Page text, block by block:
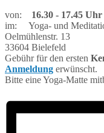
von: 16.30 - 17.45 Uhr
im: Yoga- und
Oelmühlenstr. 13
33604 Bielefeld
Gebühr für den ersten
Anmeldung erwünscht.
Bitte eine Yoga-Matte